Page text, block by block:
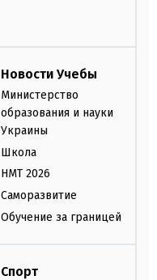
Новости Учебы
Министерство
образования и науки
Украины
Школа
НМТ 2026
Саморазвитие
Обучение за границей
Спорт